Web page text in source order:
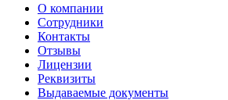
О компании
Сотрудники
Контакты
Отзывы
Лицензии
Реквизиты
Выдаваемые документы